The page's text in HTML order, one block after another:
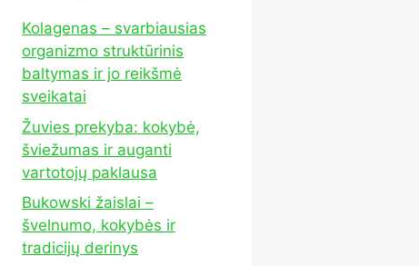
Kolagenas – svarbiausias
organizmo struktūrinis
baltymas ir jo reikšmė
sveikatai
Žuvies prekyba: kokybė,
šviežumas ir auganti
vartotojų paklausa
Bukowski žaislai –
švelnumo, kokybės ir
tradicijų derinys